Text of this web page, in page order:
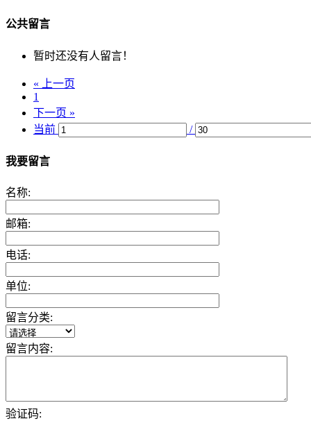
公共留言
暂时还没有人留言！
« 上一页
1
下一页 »
当前
/
我要留言
名称:
邮箱:
电话:
单位:
留言分类:
留言内容:
验证码: